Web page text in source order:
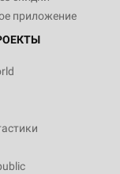
приложение